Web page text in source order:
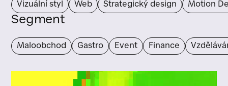
Vizuální styl Web Strategický design Motion
Segment
Maloobchod Gastro Event Finance